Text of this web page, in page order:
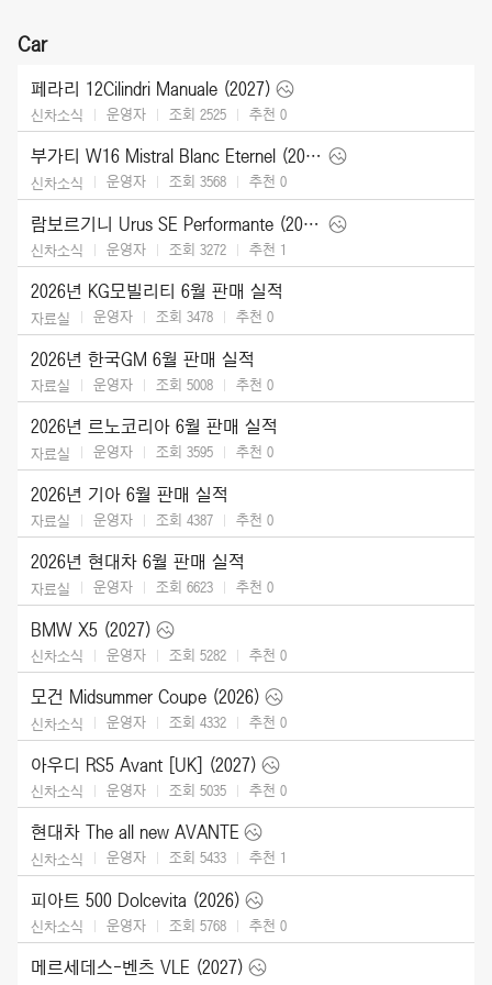
Car
페라리 12Cilindri Manuale (2027)
신차소식 운영자 조회 2525 추천 0
부가티 W16 Mistral Blanc Eternel (2026)
신차소식 운영자 조회 3568 추천 0
람보르기니 Urus SE Performante (2027)
신차소식 운영자 조회 3272 추천 1
2026년 KG모빌리티 6월 판매 실적
자료실 운영자 조회 3478 추천 0
2026년 한국GM 6월 판매 실적
자료실 운영자 조회 5008 추천 0
2026년 르노코리아 6월 판매 실적
자료실 운영자 조회 3595 추천 0
2026년 기아 6월 판매 실적
자료실 운영자 조회 4387 추천 0
2026년 현대차 6월 판매 실적
자료실 운영자 조회 6623 추천 0
BMW X5 (2027)
신차소식 운영자 조회 5282 추천 0
모건 Midsummer Coupe (2026)
신차소식 운영자 조회 4332 추천 0
아우디 RS5 Avant [UK] (2027)
신차소식 운영자 조회 5035 추천 0
현대차 The all new AVANTE
신차소식 운영자 조회 5433 추천 1
피아트 500 Dolcevita (2026)
신차소식 운영자 조회 5768 추천 0
메르세데스-벤츠 VLE (2027)